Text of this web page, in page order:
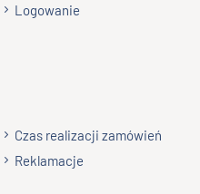
Logowanie
Czas realizacji zamówień
Reklamacje